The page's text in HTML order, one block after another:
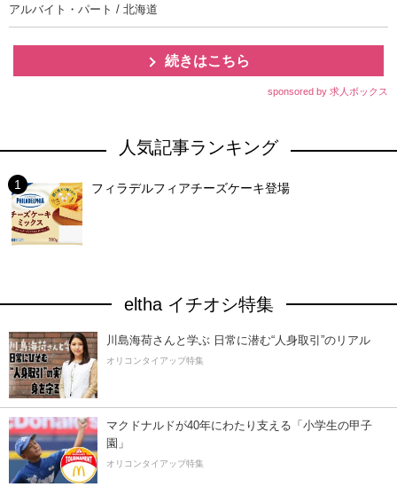
アルバイト・パート / 北海道
続きはこちら
sponsored by 求人ボックス
人気記事ランキング
フィラデルフィアチーズケーキ登場
eltha イチオシ特集
川島海荷さんと学ぶ 日常に潜む“人身取引”のリアル
オリコンタイアップ特集
マクドナルドが40年にわたり支える「小学生の甲子
園」
オリコンタイアップ特集